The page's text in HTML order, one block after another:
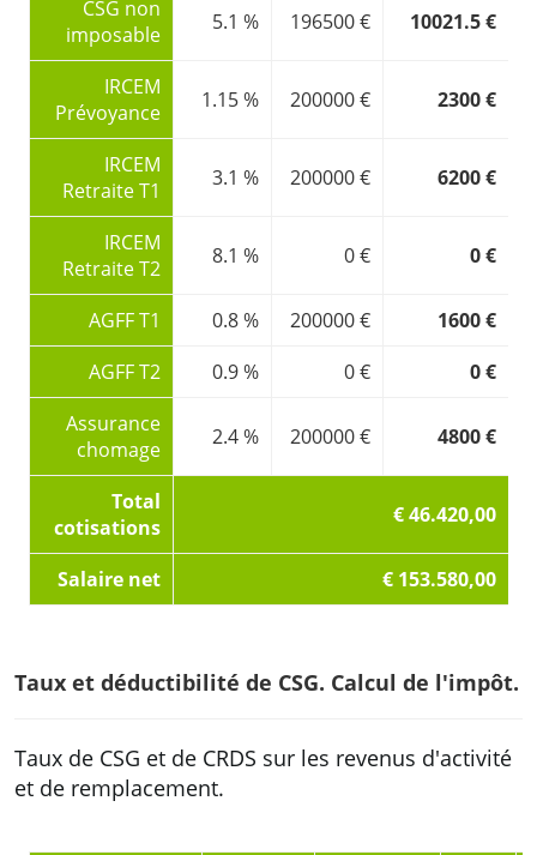
CSG non
imposable
5.1 % 196500 € 10021.5 €
IRCEM
Prévoyance
1.15 % 200000 € 2300 €
IRCEM
Retraite T1
3.1 % 200000 € 6200 €
IRCEM
Retraite T2
8.1 % 0 € 0 €
AGFF T1 0.8 % 200000 €
1600 €
AGFF T2
0.9 % 0 €
0 €
Assurance
chomage
2.4 % 200000 € 4800 €
Total
cotisations
€ 46.420,00
Salaire net € 153.580,00
Taux et déductibilité de CSG. Calcul de l'impôt.
Taux de CSG et de CRDS sur les revenus d'activité
et de remplacement.